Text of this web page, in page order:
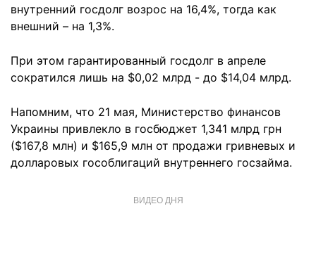
внутренний госдолг возрос на 16,4%, тогда как
внешний – на 1,3%.
При этом гарантированный госдолг в апреле
сократился лишь на $0,02 млрд - до $14,04 млрд.
Напомним, что 21 мая, Министерство финансов
Украины привлекло в госбюджет 1,341 млрд грн
($167,8 млн) и $165,9 млн от продажи гривневых и
долларовых гособлигаций внутреннего госзайма.
ВИДЕО ДНЯ